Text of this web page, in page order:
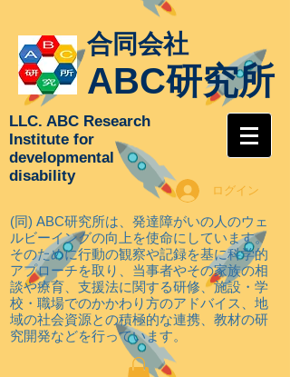
合同会社
ABC研究所
LLC. ABC Research
Institute for
developmental
disability
ログイン
(同) ABC研究所は、発達障がいの人のウェ
ルビーイングの向上を使命にしています。
そのために行動の観察や記録を基に科学的
アプローチを取り
、当事者やその家族の相
談や療育、支援法に関する研修、施設・学
校・職場でのかかわり方のアドバイス、地
域の社会資源との積極的な連携、教材の研
究開発などを行っています。